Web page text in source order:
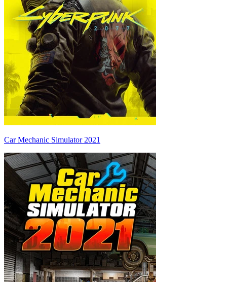
Car Mechanic Simulator 2021